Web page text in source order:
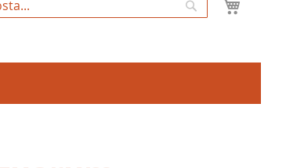
Hae